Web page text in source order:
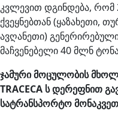
კვლევით დგინდება, რომ
ქვეყნებთან (ყაზახეთი,
ავღანეთი)
მაჩვენებელი 40 მლნ
ჯამური მოცულობის
TRACECA ს დერეფნით
სატრანსპორტო